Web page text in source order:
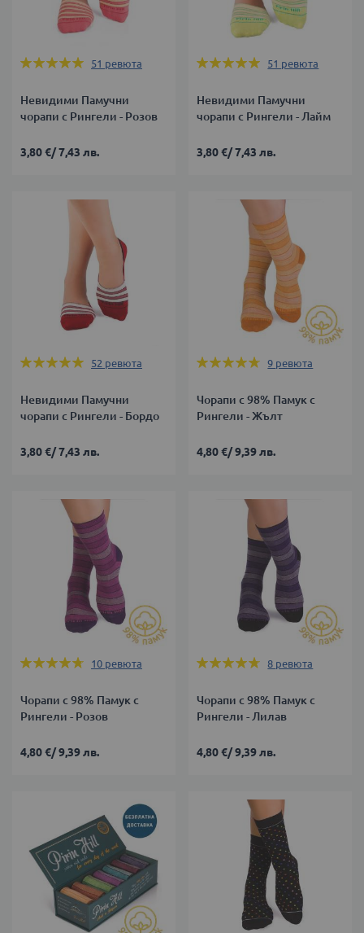
Оценка:
51 ревюта
Невидими Памучни
чорапи с Рингели - Розов
3,80 €/7,43 лв.
Оценка:
51 ревюта
Невидими Памучни
чорапи с Рингели - Лайм
3,80 €/7,43 лв.
Оценка:
52 ревюта
Невидими Памучни
чорапи с Рингели - Бордо
3,80 €/7,43 лв.
Оценка:
9 ревюта
Чорапи с 98% Памук с
Рингели - Жълт
4,80 €/9,39 лв.
Оценка:
10 ревюта
Чорапи с 98% Памук с
Рингели - Розов
4,80 €/9,39 лв.
Оценка:
8 ревюта
Чорапи с 98% Памук с
Рингели - Лилав
4,80 €/9,39 лв.